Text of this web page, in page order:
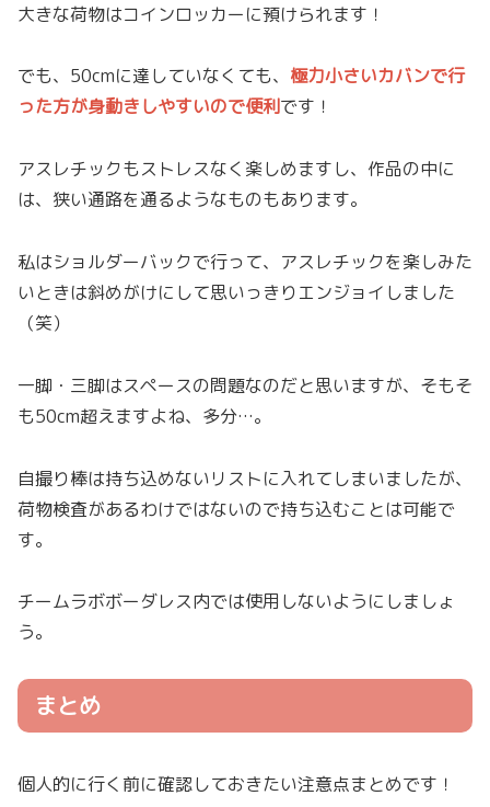
大きな荷物はコインロッカーに預けられます！
でも、50cmに達していなくても、 極力小さいカバンで行
った方が身動きしやすいので便利です！
アスレチックもストレスなく楽しめますし、作品の中に
は、狭い通路を通るようなものもあります。
私はショルダーバックで行って、アスレチックを楽しみた
いときは斜めがけにして思いっきりエンジョイしました
（笑）
一脚・三脚はスペースの問題なのだと思いますが、そもそ
も50cm超えますよね、多分…。
自撮り棒は持ち込めないリストに入れてしまいましたが、
荷物検査があるわけではないので持ち込むことは可能で
す。
チームラボボーダレス内では使用しないようにしましょ
う。
まとめ
個人的に行く前に確認しておきたい注意点まとめです！